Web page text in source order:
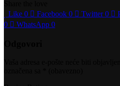
Like 0 Facebook 0 Twitter 0
0
WhatsApp 0